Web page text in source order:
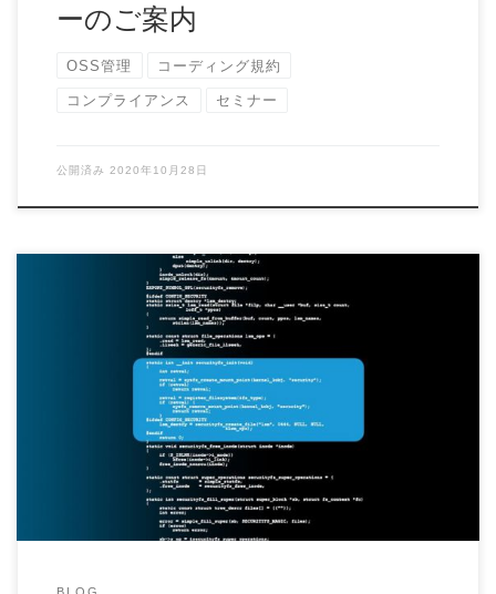
ーのご案内
OSS管理 コーディング規約
コンプライアンス セミナー
公開済み 2020年10月28日
現在入手可能なソフトウェア構成分析ツールの機能には大き
な幅があり、コンプライアンスとセキュリティ脆弱 […]